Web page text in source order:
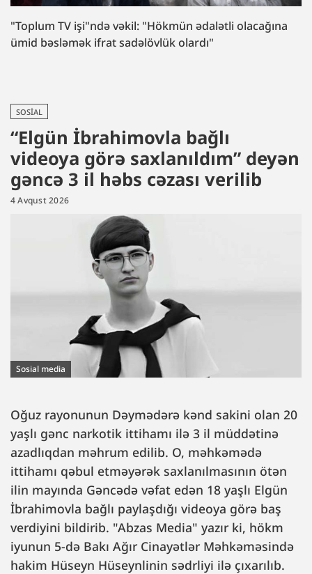
"Toplum TV işi"ndə vəkil: "Hökmün ədalətli olacağına
ümid bəsləmək ifrat sadəlövlük olardı"
SOSIAL
“Elgün İbrahimovla bağlı
videoya görə saxlanıldım” deyən
gəncə 3 il həbs cəzası verilib
4 Avqust 2026
Sosial media
Oğuz rayonunun Dəymədərə kənd sakini olan 20
yaşlı gənc narkotik ittihamı ilə 3 il müddətinə
azadlıqdan məhrum edilib. O, məhkəmədə
ittihamı qəbul etməyərək saxlanılmasının ötən
ilin mayında Gəncədə vəfat edən 18 yaşlı Elgün
İbrahimovla bağlı paylaşdığı videoya görə baş
verdiyini bildirib. "Abzas Media" yazır ki, hökm
iyunun 5-də Bakı Ağır Cinayətlər Məhkəməsində
hakim Hüseyn Hüseynlinin sədrliyi ilə çıxarılıb.